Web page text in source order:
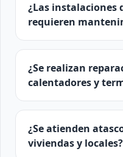
¿Las instalaciones
requieren
¿Se realizan
calentadores y
¿Se atienden
viviendas y locales?